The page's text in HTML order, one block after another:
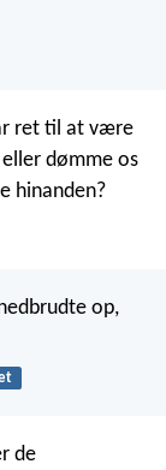
ret til at være
dømme os
hinanden?
op,
de